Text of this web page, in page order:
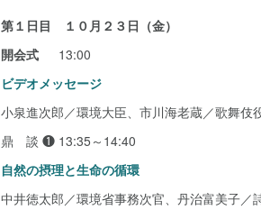
第１日目 １０月２３日（金）
開会式 13:00
ビデオメッセージ
小泉進次郎／環境大臣、市川海老蔵／歌舞
鼎 談 ❶ 13:35～14:40
自然の摂理と生命の循環
中井徳太郎／環境省事務次官、丹治富美子